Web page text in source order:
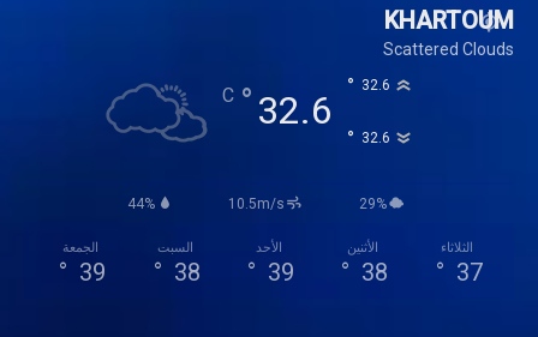
KHARTOUM
Scattered Clouds
32.6
°
C 32.6
°
32.6
°
44% 10.5m/s 29%
الجمعة
39
°
السبت
38
°
الأحد
39
°
الأثنين
38
°
الثلاثاء
37
°